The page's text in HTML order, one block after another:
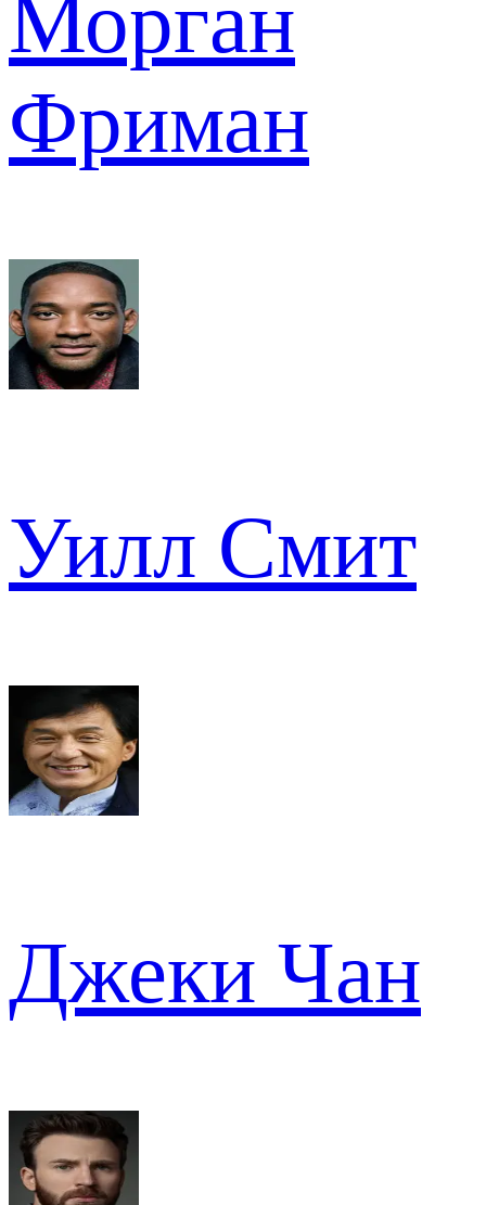
Морган
Фриман
Уилл Смит
Джеки Чан